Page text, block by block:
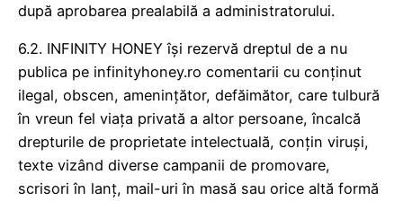
după aprobarea prealabilă a administratorului.
6.2. INFINITY HONEY își rezervă dreptul de a nu
publica pe infinityhoney.ro comentarii cu conținut
ilegal, obscen, amenințător, defăimător, care tulbură
în vreun fel viața privată a altor persoane, încalcă
drepturile de proprietate intelectuală, conțin viruși,
texte vizând diverse campanii de promovare,
scrisori în lanț, mail-uri în masă sau orice altă formă